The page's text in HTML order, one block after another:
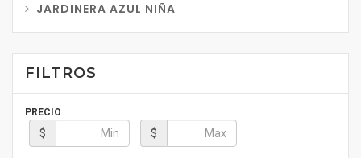
JARDINERA AZUL NIÑA
FILTROS
PRECIO
$ $